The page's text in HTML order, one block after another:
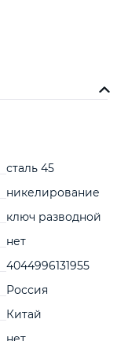
сталь 45
никелирование
ключ разводной
нет
4044996131955
Россия
Китай